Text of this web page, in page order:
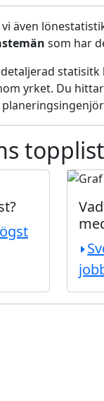
även
som har
yrket. Du